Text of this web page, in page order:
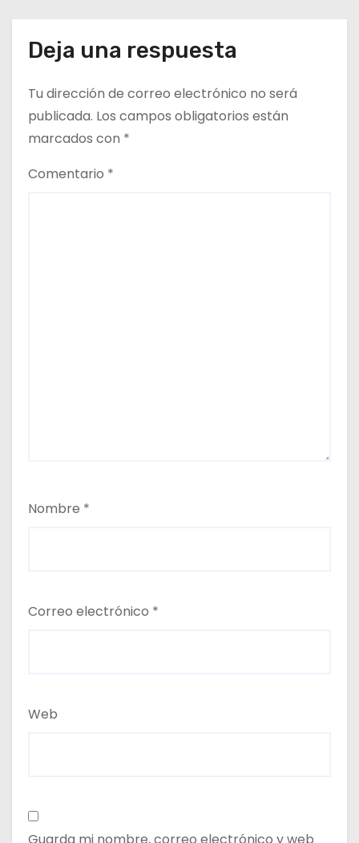
a
d
a
s
Deja una respuesta
Tu dirección de correo electrónico no será
publicada. Los campos obligatorios están
marcados con *
Comentario *
Nombre *
Correo electrónico *
Web
Guarda mi nombre, correo electrónico y web